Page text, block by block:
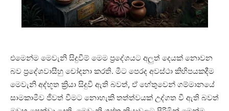
එමෙන්ම මෙවැනි සිදුවීම් මෙම ප්‍රදේශයට අලුත් දෙයක් නොවන
බව ප්‍රදේශවාසීහු චෝදනා කරති. මීට පෙරද අවස්ථා කිහිපයකදීම
මෙවැනි අද්භූත ක්‍රියා සිදුවී ඇති බවත්, ඒ හේතුවෙන් ගම්මානයේ
සාමකාමීව ජීවත් වීමට නොහැකි තත්ත්වයක් උද්ගත වී ඇති බවත්